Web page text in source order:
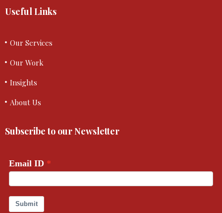
Useful Links
Our Services
Our Work
Insights
About Us
Subscribe to our Newsletter